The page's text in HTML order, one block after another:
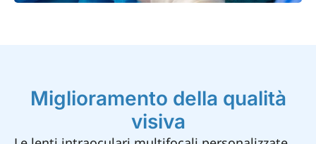
Miglioramento della qualità
visiva